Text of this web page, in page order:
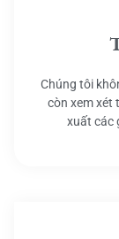
Chúng tôi
còn xem xét
xuất các